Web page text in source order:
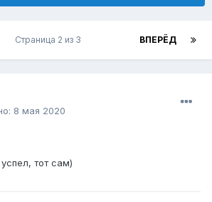
ВПЕРЁД
Страница 2 из 3
8 мая 2020
тот сам)